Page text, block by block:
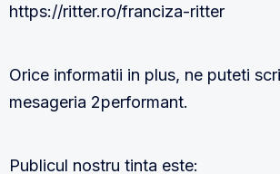
https://ritter.ro/franciza-ritter
Orice informatii in plus, ne puteti
mesageria 2performant.
Publicul nostru tinta este: